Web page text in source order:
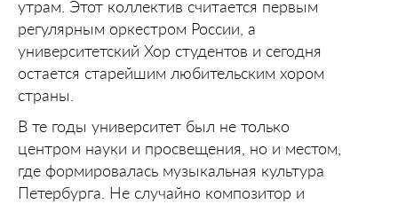
утрам. Этот коллектив считается первым
регулярным оркестром России, а
университетский Хор студентов и сегодня
остается старейшим любительским хором
страны.
В те годы университет был не только
центром науки и просвещения, но и местом,
где формировалась музыкальная культура
Петербурга. Не случайно композитор и